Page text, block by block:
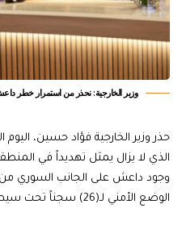
وزير الخارجية: نحذر من استمرار خطر
حذر وزير الخارجية فؤاد حسين،
الذي لا يزال يمثل تهديداً في
وجود داعش على الجانب السوري من
الوضع الأمني لـ(26) سجناً تحت سيطرة قوات سوريا الديمقراطية.